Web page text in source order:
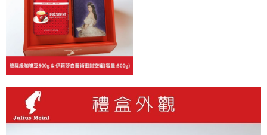
４．使用「AFTEE先享後付」時，將依據個別帳號之用戶狀況，依本公司即
時審查核予不同之上限額度；若仍有額度不足之情形，本公司將視審查結果
請求用戶進行身份認證。
５．嚴禁一人註冊多個帳號或使用他人資訊註冊。若發現惡意使用之情形，
恩沛科技股份有限公司將有權停止該用戶之使用額度並採取法律行動。
海外運費九折優惠